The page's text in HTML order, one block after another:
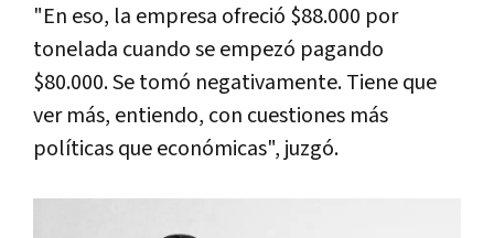
"En eso, la empresa ofreció $88.000 por
tonelada cuando se empezó pagando
$80.000. Se tomó negativamente. Tiene que
ver más, entiendo, con cuestiones más
políticas que económicas", juzgó.